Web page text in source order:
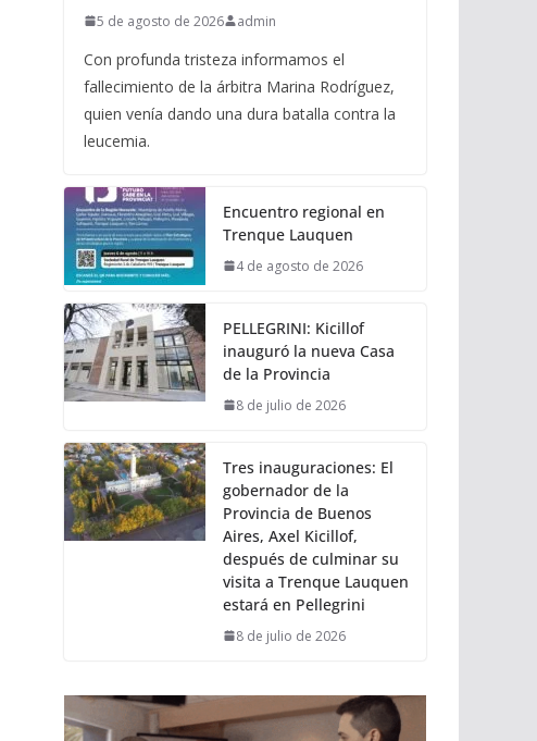
5 de agosto de 2026 admin
Con profunda tristeza informamos el
fallecimiento de la árbitra Marina Rodríguez,
quien venía dando una dura batalla contra la
leucemia.
Encuentro regional en
Trenque Lauquen
4 de agosto de 2026
PELLEGRINI: Kicillof
inauguró la nueva Casa
de la Provincia
8 de julio de 2026
Tres inauguraciones: El
gobernador de la
Provincia de Buenos
Aires, Axel Kicillof,
después de culminar su
visita a Trenque Lauquen
estará en Pellegrini
8 de julio de 2026